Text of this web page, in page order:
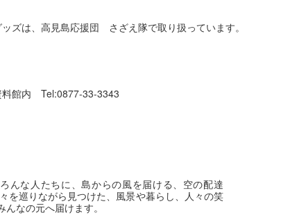
ズは、高見島応援団 さざえ隊で取り扱っています。
館内 Tel:0877-33-3343
んな人たちに、島からの風を届ける、空の配達
を巡りながら見つけた、風景や暮らし、人々の笑
なの元へ届けます。